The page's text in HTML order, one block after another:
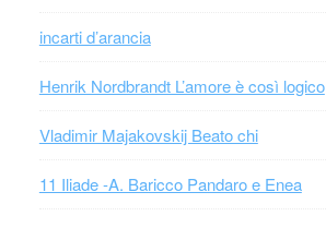
incarti d’arancia
Henrik Nordbrandt L’amore è così logico
Vladimir Majakovskij Beato chi
11 Iliade -A. Baricco Pandaro e Enea